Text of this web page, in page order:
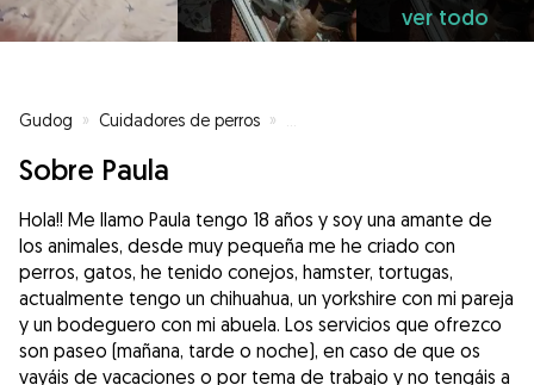
ver todo
Gudog » Cuidadores de perros »
Sobre Paula
Hola!! Me llamo Paula tengo 18 años y soy una amante de
los animales, desde muy pequeña me he criado con
perros, gatos, he tenido conejos, hamster, tortugas,
actualmente tengo un chihuahua, un yorkshire con mi pareja
y un bodeguero con mi abuela. Los servicios que ofrezco
son paseo (mañana, tarde o noche), en caso de que os
vayáis de vacaciones o por tema de trabajo y no tengáis a